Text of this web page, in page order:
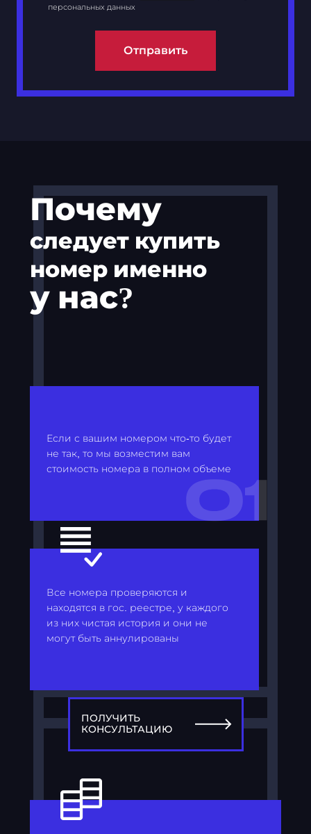
персональных данных
Отправить
Почему
следует купить
номер именно
у нас?
Если с вашим номером что-то будет
не так, то мы возместим вам
стоимость номера в полном объеме
Все номера проверяются и
находятся в гос. реестре, у каждого
из них чистая история и они не
могут быть аннулированы
ПОЛУЧИТЬ
КОНСУЛЬТАЦИЮ